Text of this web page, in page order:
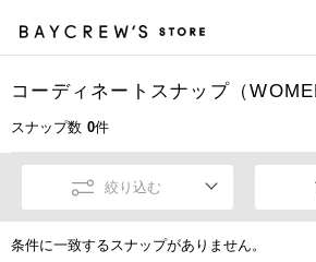
コーディネートスナップ（
スナップ数 0件
絞り込む
条件に一致するスナップがありません。